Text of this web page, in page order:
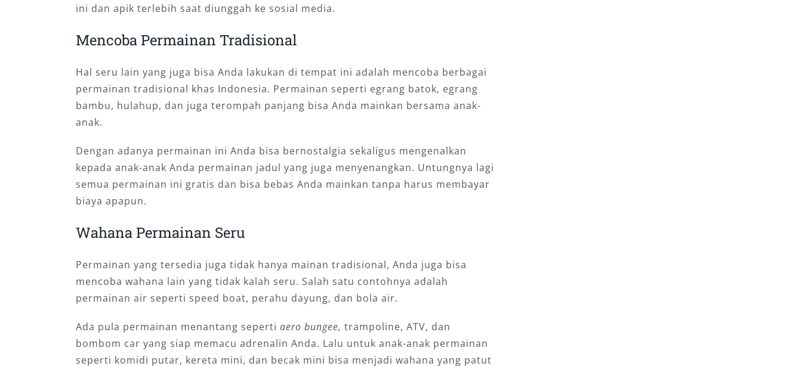
ini dan apik terlebih saat diunggah ke sosial media.
Mencoba Permainan Tradisional
Hal seru lain yang juga bisa Anda lakukan di tempat ini adalah mencoba berbagai
permainan tradisional khas Indonesia. Permainan seperti egrang batok, egrang
bambu, hulahup, dan juga terompah panjang bisa Anda mainkan bersama anak-
anak.
Dengan adanya permainan ini Anda bisa bernostalgia sekaligus mengenalkan
kepada anak-anak Anda permainan jadul yang juga menyenangkan. Untungnya lagi
semua permainan ini gratis dan bisa bebas Anda mainkan tanpa harus membayar
biaya apapun.
Wahana Permainan Seru
Permainan yang tersedia juga tidak hanya mainan tradisional, Anda juga bisa
mencoba wahana lain yang tidak kalah seru. Salah satu contohnya adalah
permainan air seperti speed boat, perahu dayung, dan bola air.
Ada pula permainan menantang seperti aero bungee, trampoline, ATV, dan
bombom car yang siap memacu adrenalin Anda. Lalu untuk anak-anak permainan
seperti komidi putar, kereta mini, dan becak mini bisa menjadi wahana yang patut